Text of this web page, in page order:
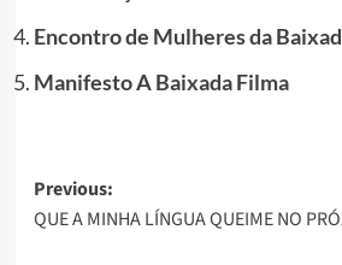
Encontro de Mulheres da
Manifesto A Baixada Filma
Post
navigation
Previous:
QUE A MINHA LÍNGUA QUEIME NO